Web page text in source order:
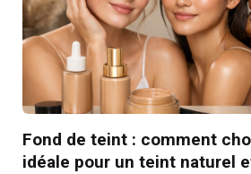
Fond de teint : comment
idéale pour un teint naturel